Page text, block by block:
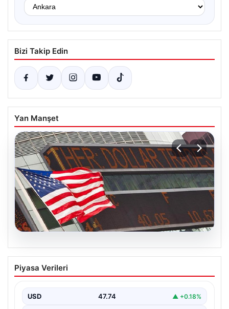
Bizi Takip Edin
Yan Manşet
08.08.2026
FED Nisan toplantısı için geri sayım:
Karar ne zaman ve piyasaları nasıl
Altın, dolar, hisse senetleri ve kripto para piyasalarının
Piyasa Verileri
USD 47.74 ▲ +0.18%